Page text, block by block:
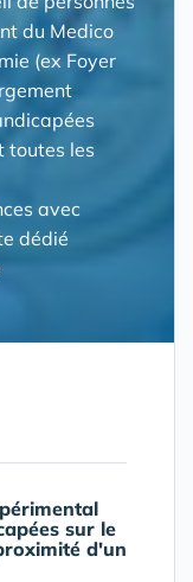
du Medico
(ex Foyer
toutes les
avec
dédié
sur le
d'un